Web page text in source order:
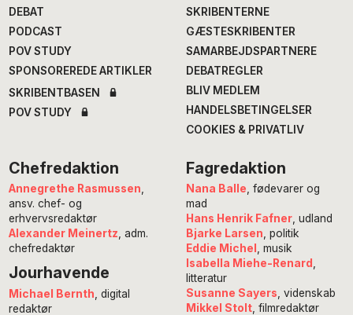
DEBAT
PODCAST
POV STUDY
SPONSOREREDE ARTIKLER
SKRIBENTBASEN
POV STUDY
SKRIBENTERNE
GÆSTESKRIBENTER
SAMARBEJDSPARTNERE
DEBATREGLER
BLIV MEDLEM
HANDELSBETINGELSER
COOKIES & PRIVATLIV
Chefredaktion
Annegrethe Rasmussen,
ansv. chef- og
erhvervsredaktør
Alexander Meinertz, adm.
chefredaktør
Jourhavende
Michael Bernth , digital
redaktør
Fagredaktion
Nana Balle, fødevarer og
mad
Hans Henrik Fafner, udland
Bjarke Larsen, politik
Eddie Michel , musik
Isabella Miehe-Renard ,
litteratur
Susanne Sayers, videnskab
Mikkel Stolt, filmredaktør